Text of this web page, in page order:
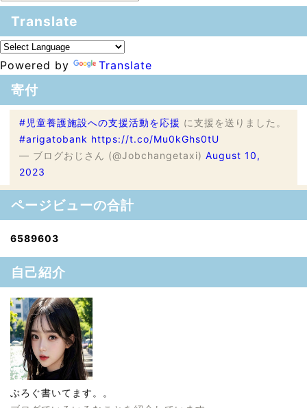
Translate
Powered by Translate
寄付
#児童養護施設への支援活動を応援 に支援を送りました。
#arigatobank https://t.co/Mu0kGhs0tU
— ブログおじさん (@Jobchangetaxi) August 10,
2023
ページビューの合計
6589603
自己紹介
ぶろぐ書いてます。。